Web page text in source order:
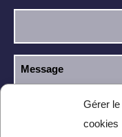
Gérer
cookies
J’ai lu et